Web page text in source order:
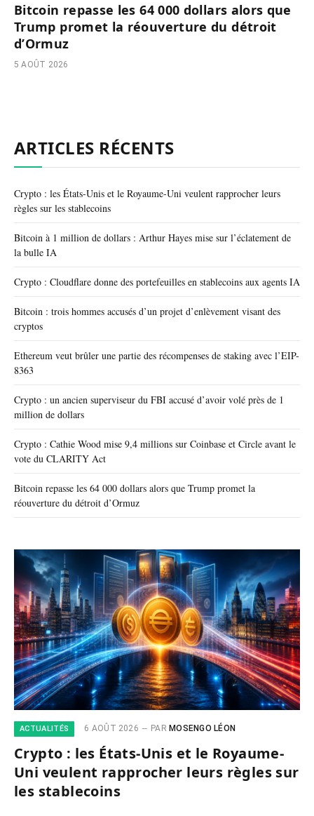
Bitcoin repasse les 64 000 dollars alors que
Trump promet la réouverture du détroit
d’Ormuz
5 AOÛT 2026
ARTICLES RÉCENTS
Crypto : les États-Unis et le Royaume-Uni veulent rapprocher leurs
règles sur les stablecoins
Bitcoin à 1 million de dollars : Arthur Hayes mise sur l’éclatement de
la bulle IA
Crypto : Cloudflare donne des portefeuilles en stablecoins aux agents IA
Bitcoin : trois hommes accusés d’un projet d’enlèvement visant des
cryptos
Ethereum veut brûler une partie des récompenses de staking avec l’EIP-
8363
Crypto : un ancien superviseur du FBI accusé d’avoir volé près de 1
million de dollars
Crypto : Cathie Wood mise 9,4 millions sur Coinbase et Circle avant le
vote du CLARITY Act
Bitcoin repasse les 64 000 dollars alors que Trump promet la
réouverture du détroit d’Ormuz
ACTUALITÉS 6 AOÛT 2026 PAR MOSENGO LÉON
Crypto : les États-Unis et le Royaume-
Uni veulent rapprocher leurs règles sur
les stablecoins